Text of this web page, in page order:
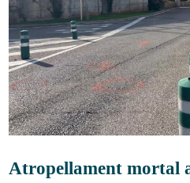
Atropellament mortal